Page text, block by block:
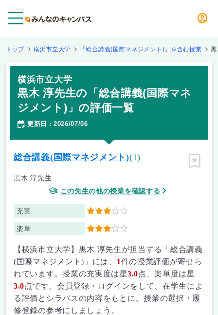
トップ 横浜市立大学 「総合講義(国際マネジメント)」を含む授業 黒
横浜市立大学
黒木 淳先生の「総合講義(国際マネ
ジメント)」の評価一覧
更新日 ： 2026/07/06
総合講義(国際マネジメント)(1)
黒木 淳先生
この先生の他の授業を確認する
充実 3
楽単 3
ピン留
【横浜市立大学】黒木 淳先生が担当する「総合講義
(国際マネジメント)」には、 1件の授業評価が寄せら
れています。授業の充実度は星3.0点、楽単度は星
3.0点です。会員登録・ログインをして、在学生によ
る評価とシラバスの内容をもとに、授業の選択・履
修登録の参考にしましょう。